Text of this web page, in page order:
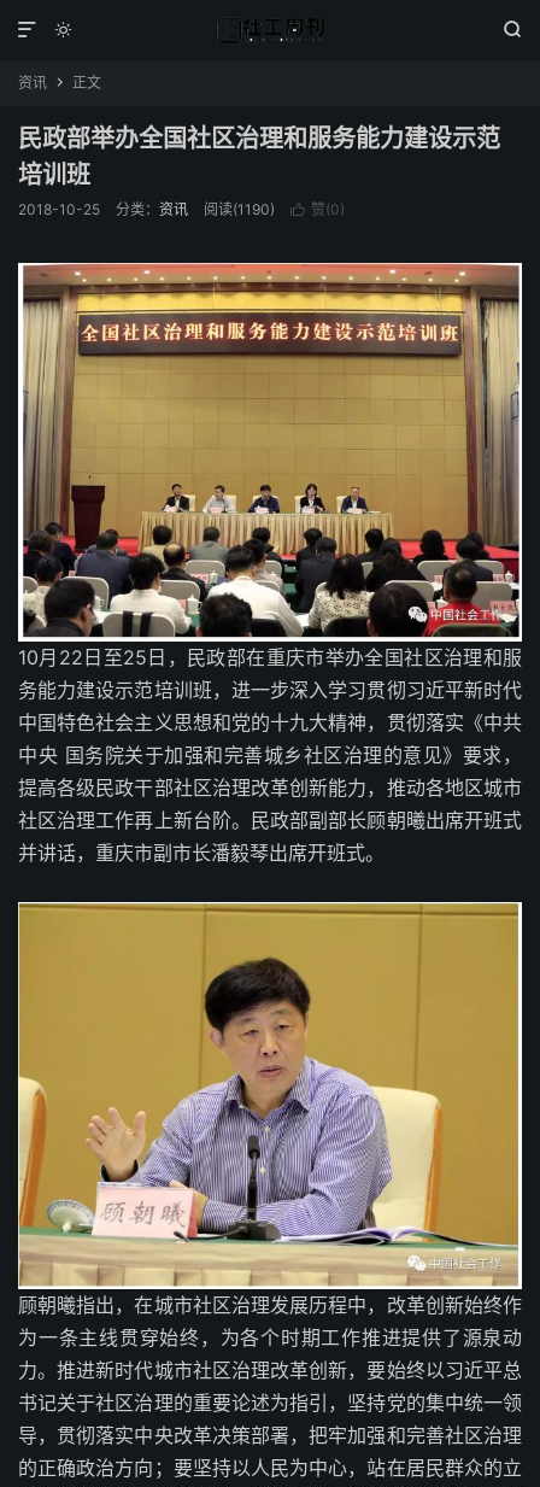
 

资讯  正文
民政部举办全国社区治理和服务能力建设示范
培训班
2018-10-25 分类： 资讯 阅读(1190)  赞(0)
10月22日至25日，民政部在重庆市举办全国社区治理和服
务能力建设示范培训班，进一步深入学习贯彻习近平新时代
中国特色社会主义思想和党的十九大精神，贯彻落实《中共
中央 国务院关于加强和完善城乡社区治理的意见》要求，
提高各级民政干部社区治理改革创新能力，推动各地区城市
社区治理工作再上新台阶。民政部副部长顾朝曦出席开班式
并讲话，重庆市副市长潘毅琴出席开班式。
顾朝曦指出，在城市社区治理发展历程中，改革创新始终作
为一条主线贯穿始终，为各个时期工作推进提供了源泉动
力。推进新时代城市社区治理改革创新，要始终以习近平总
书记关于社区治理的重要论述为指引，坚持党的集中统一领
导，贯彻落实中央改革决策部署，把牢加强和完善社区治理
的正确政治方向；要坚持以人民为中心，站在居民群众的立